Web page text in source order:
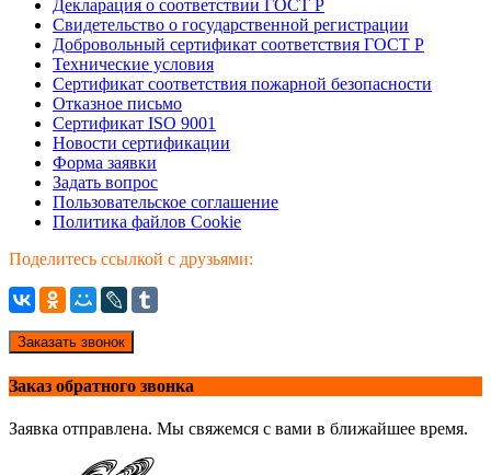
Декларация о соответствии ГОСТ Р
Свидетельство о государственной регистрации
Добровольный сертификат соответствия ГОСТ Р
Технические условия
Сертификат соответствия пожарной безопасности
Отказное письмо
Сертификат ISO 9001
Новости сертификации
Форма заявки
Задать вопрос
Пользовательское соглашение
Политика файлов Cookie
Поделитесь ссылкой с друзьями:
Заказать звонок
Заказ обратного звонка
Заявка отправлена. Мы свяжемся с вами в ближайшее время.